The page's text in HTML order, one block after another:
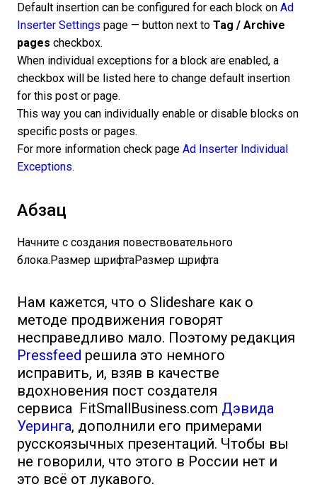
Default insertion can be configured for each block on Ad
Inserter Settings page — button next to Tag / Archive
pages checkbox.
When individual exceptions for a block are enabled, a
checkbox will be listed here to change default insertion
for this post or page.
This way you can individually enable or disable blocks on
specific posts or pages.
For more information check page Ad Inserter Individual
Exceptions.
Абзац
Начните с создания повествовательного
блока.Размер шрифтаРазмер шрифта
Нам кажется, что о Slideshare как о
методе продвижения говорят
несправедливо мало. Поэтому редакция
Pressfeed решила это немного
исправить, и, взяв в качестве
вдохновения пост создателя
сервиса FitSmallBusiness.com Дэвида
Уеринга, дополнили его примерами
русскоязычных презентаций. Чтобы вы
не говорили, что этого в России нет и
это всё от лукавого.